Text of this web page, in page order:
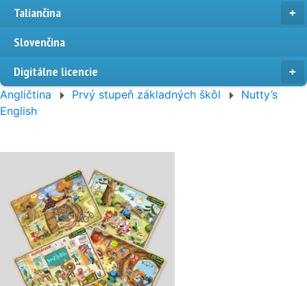
Taliančina
Slovenčina
Digitálne licencie
Angličtina Prvý stupeň základných škôl
Nutty’s
English